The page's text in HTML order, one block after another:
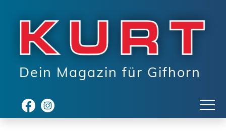
Dein Magazin für Gifhorn